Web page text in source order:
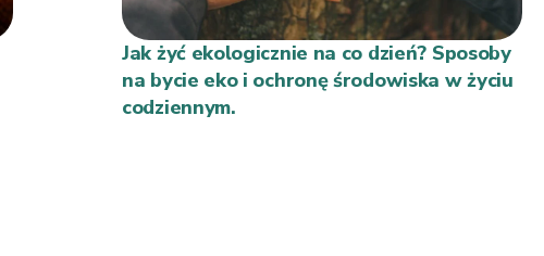
Jak żyć ekologicznie na co dzień? Sposoby
na bycie eko i ochronę środowiska w życiu
codziennym.